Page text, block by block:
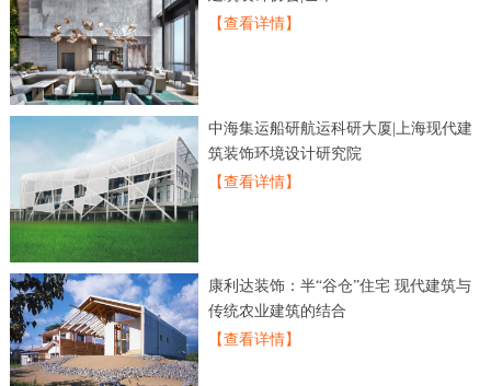
【查看详情】
中海集运船研航运科研大厦|上海现代建
筑装饰环境设计研究院
【查看详情】
康利达装饰：半“谷仓”住宅 现代建筑与
传统农业建筑的结合
【查看详情】